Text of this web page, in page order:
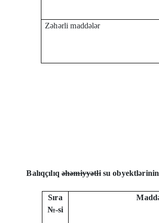
Zəhərli maddələr
Balıqçılıqəhəmiyyətlisu obyektlərinin
Sıra
№-si